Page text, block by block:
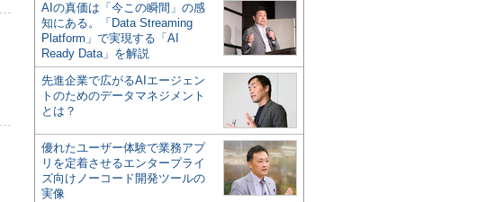
AIの真価は「今この瞬間」の感
知にある。「Data Streaming
Platform」で実現する「AI
Ready Data」を解説
先進企業で広がるAIエージェン
トのためのデータマネジメント
とは？
優れたユーザー体験で業務アプ
リを定着させるエンタープライ
ズ向けノーコード開発ツールの
実像